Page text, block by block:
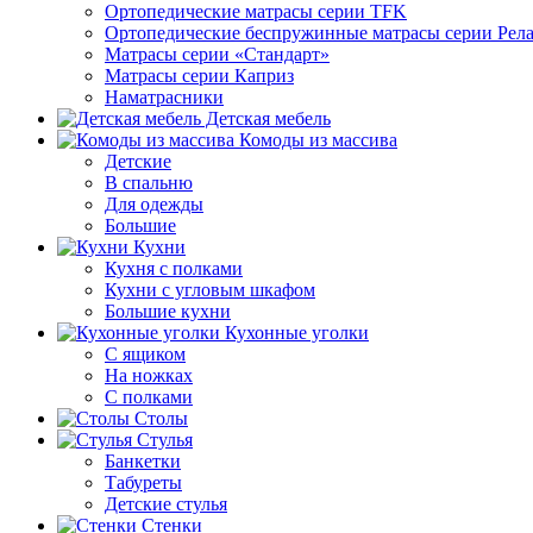
Ортопедические матрасы серии TFK
Ортопедические беспружинные матрасы серии
Матрасы серии «Стандарт»
Матрасы серии Каприз
Наматрасники
Детская мебель
Комоды из массива
Детские
В спальню
Для одежды
Большие
Кухни
Кухня с полками
Кухни с угловым шкафом
Большие кухни
Кухонные уголки
С ящиком
На ножках
С полками
Столы
Стулья
Банкетки
Табуреты
Детские стулья
Стенки